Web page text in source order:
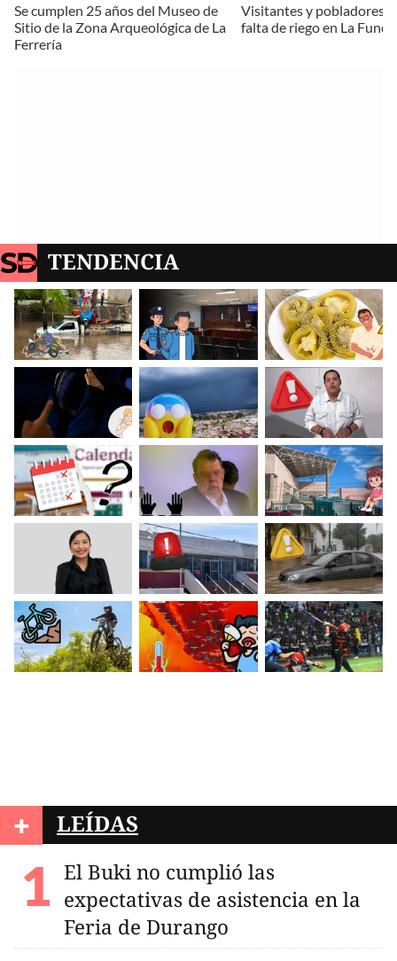
Se cumplen 25 años del Museo de
Sitio de la Zona Arqueológica de La
Ferrería
Visitantes y pobladores
falta de riego en La
TENDENCIA
+ LEÍDAS
El Buki no cumplió las
expectativas de asistencia en la
Feria de Durango